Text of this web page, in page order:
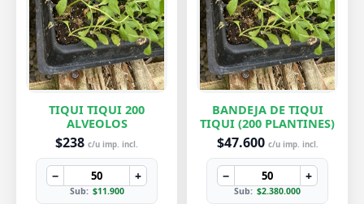
TIQUI TIQUI 200
ALVEOLOS
$238 c/u imp. incl.
− +
Sub: $11.900
BANDEJA DE TIQUI
TIQUI (200 PLANTINES)
$47.600 c/u imp. incl.
− +
Sub: $2.380.000